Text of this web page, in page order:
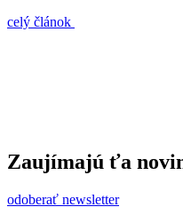
celý článok
Zaujímajú ťa
odoberať newsletter